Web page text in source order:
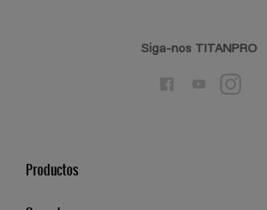
Siga-nos TITANPRO
Productos